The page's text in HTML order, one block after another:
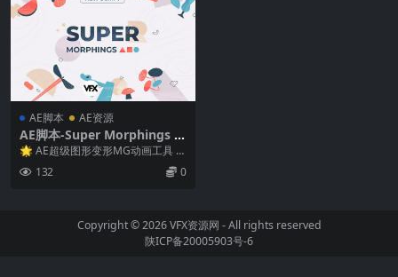
AE脚本 AE资源
AE脚本-Super Morphings v
1.0.6 超级图形变形MG动画工
具 + 使用教程
🌟 AE超级图形变形MG动画工具 S
132 0
Copyright © 2026VFX资源网 - All rights reserved
陕ICP备20005903号-6